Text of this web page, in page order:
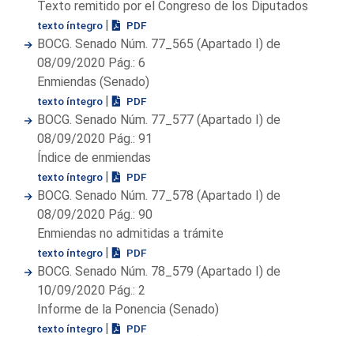
Texto remitido por el Congreso de los Diputados
texto íntegro | PDF
BOCG. Senado Núm. 77_565 (Apartado I) de
08/09/2020 Pág.: 6
Enmiendas (Senado)
texto íntegro | PDF
BOCG. Senado Núm. 77_577 (Apartado I) de
08/09/2020 Pág.: 91
Índice de enmiendas
texto íntegro | PDF
BOCG. Senado Núm. 77_578 (Apartado I) de
08/09/2020 Pág.: 90
Enmiendas no admitidas a trámite
texto íntegro | PDF
BOCG. Senado Núm. 78_579 (Apartado I) de
10/09/2020 Pág.: 2
Informe de la Ponencia (Senado)
texto íntegro | PDF